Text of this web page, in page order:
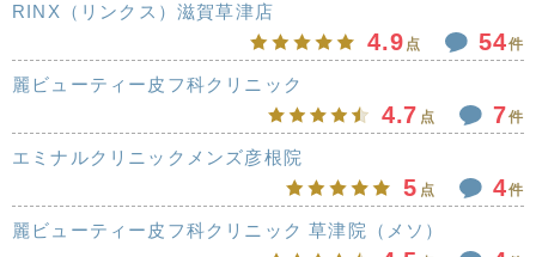
RINX（リンクス）滋賀草津店
4.9 点 54件
麗ビューティー皮フ科クリニック
4.7 点 7件
エミナルクリニックメンズ彦根院
5 点 4件
麗ビューティー皮フ科クリニック 草津院（メソ）